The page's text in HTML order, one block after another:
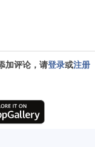
加评论，请登录或注册